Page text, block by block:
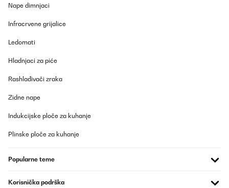
Nape dimnjaci
Infracrvene grijalice
Ledomati
Hladnjaci za piće
Rashlađivači zraka
Zidne nape
Indukcijske ploče za kuhanje
Plinske ploče za kuhanje
Popularne teme
Korisnička podrška